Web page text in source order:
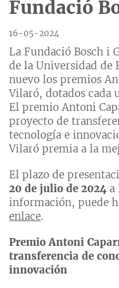
Fundació
16-05-2024
La Fundació Bosch i
de la Universidad de
nuevo los premios
Vilaró, dotados cada
El premio Antoni
proyecto de
tecnología e
Vilaró premia a la
El plazo de
20 de julio de 2024 a
información, puede
enlace.
Premio Antoni
transferencia de
innovación